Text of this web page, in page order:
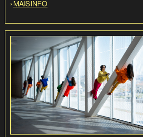
› MAIS INFO